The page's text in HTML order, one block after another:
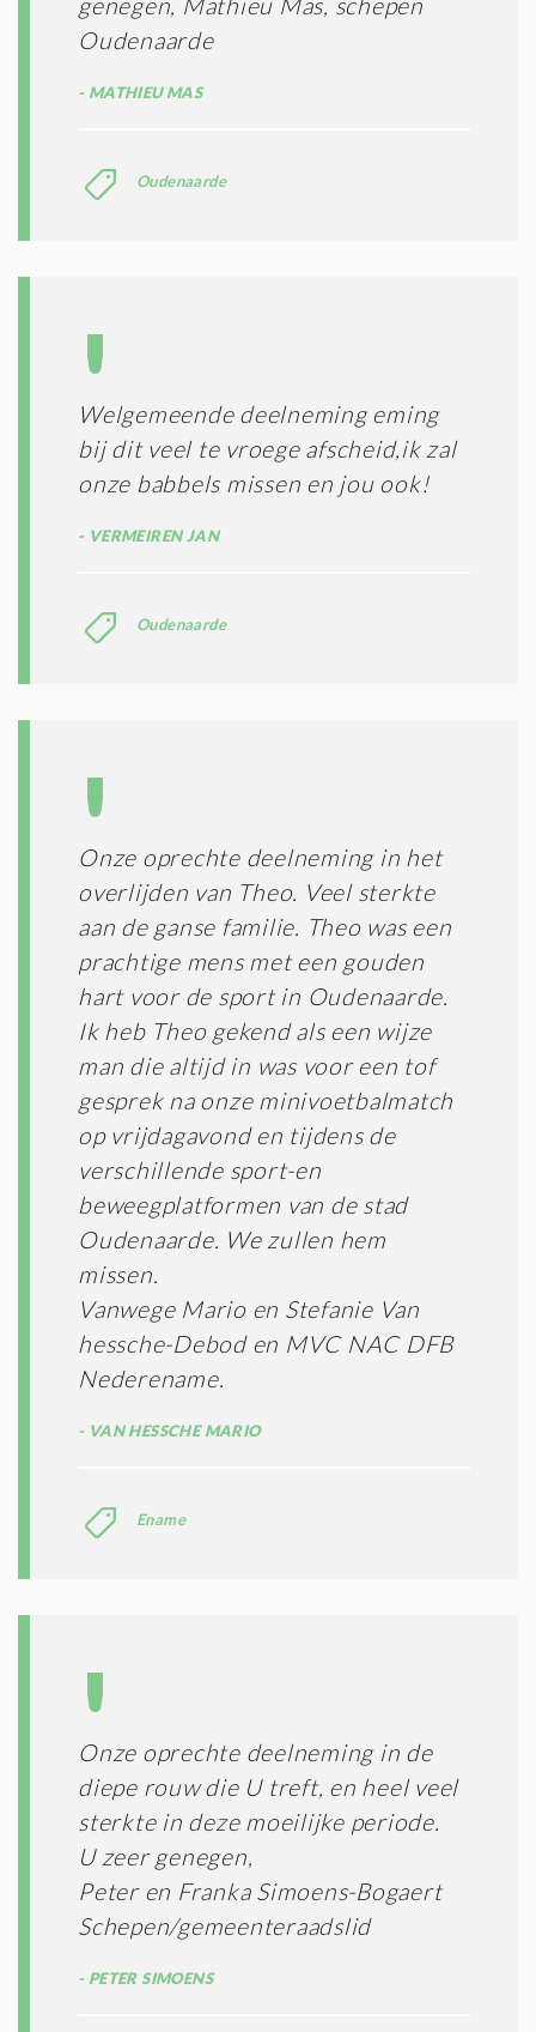
genegen, Mathieu Mas, schepen
Oudenaarde
MATHIEU MAS
Oudenaarde
Welgemeende deelneming eming
bij dit veel te vroege afscheid,ik zal
onze babbels missen en jou ook!
VERMEIREN JAN
Oudenaarde
Onze oprechte deelneming in het
overlijden van Theo. Veel sterkte
aan de ganse familie. Theo was een
prachtige mens met een gouden
hart voor de sport in Oudenaarde.
Ik heb Theo gekend als een wijze
man die altijd in was voor een tof
gesprek na onze minivoetbalmatch
op vrijdagavond en tijdens de
verschillende sport-en
beweegplatformen van de stad
Oudenaarde. We zullen hem
missen.
Vanwege Mario en Stefanie Van
hessche-Debod en MVC NAC DFB
Nederename.
VAN HESSCHE MARIO
Ename
Onze oprechte deelneming in de
diepe rouw die U treft, en heel veel
sterkte in deze moeilijke periode.
U zeer genegen,
Peter en Franka Simoens-Bogaert
Schepen/gemeenteraadslid
PETER SIMOENS